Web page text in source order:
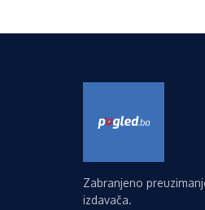
Zabranjeno
izdavača.